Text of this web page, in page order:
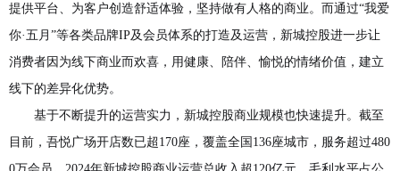
提供平台、为客户创造舒适体验，坚持做有人格的商业。而通过“我爱
你·五月”等各类品牌IP及会员体系的打造及运营，新城控股进一步让
消费者因为线下商业而欢喜，用健康、陪伴、愉悦的情绪价值，建立
线下的差异化优势。
基于不断提升的运营实力，新城控股商业规模也快速提升。截至
目前，吾悦广场开店数已超170座，覆盖全国136座城市，服务超过480